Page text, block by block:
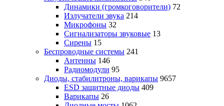
Динамики (громкоговорители) 72
Излучатели звука 214
Микрофоны 32
Сигнализаторы звуковые 13
Сирены 15
Беспроводные системы 241
Антенны 146
Радиомодули 95
Диоды, стабилитроны, варикапы 9657
ESD защитные диоды 409
Варикапы 26